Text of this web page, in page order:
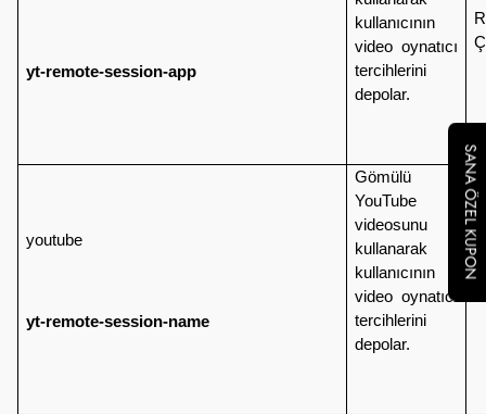
yt-remote-session-app
kullanıcının
video oynatıcı
tercihlerini
depolar.
youtube
yt-remote-session-name
Gömülü
YouTube
videosunu
kullanarak
kullanıcının
video oynatıcı
tercihlerini
depolar.
SANA ÖZEL KUPON